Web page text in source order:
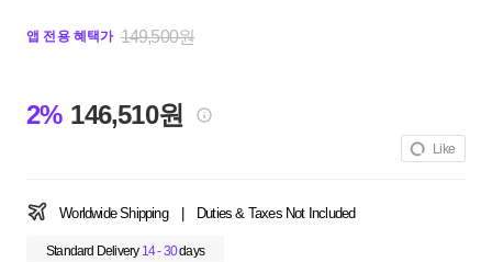
앱 전용 혜택가 149,500원
2% 146,510원
Like
Worldwide Shipping Duties & Taxes Not Included
Standard Delivery 14 - 30days